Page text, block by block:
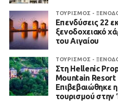
ΤΟΥΡΙΣΜΟΣ -
Επενδύσεις 22
ξενοδοχειακό
του Αιγαίου
ΤΟΥΡΙΣΜΟΣ -
Στη Hellenic
Mountain Resort
Επιβεβαιώθηκε
τουρισμού στην